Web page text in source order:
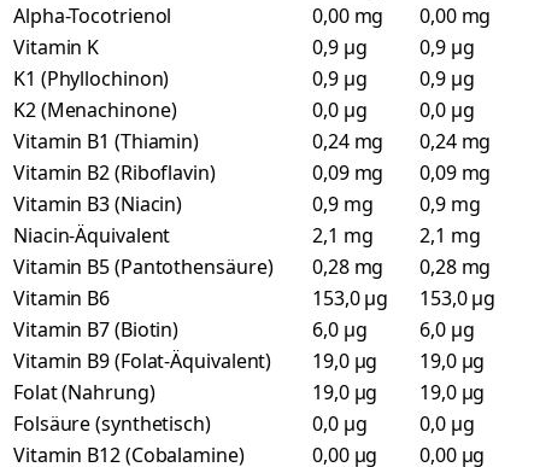
Alpha-Tocotrienol
0,00 mg
0,00 mg
Vitamin K
0,9 µg
0,9 µg
K1 (Phyllochinon)
0,9 µg
0,9 µg
K2 (Menachinone)
0,0 µg
0,0 µg
Vitamin B1 (Thiamin)
0,24 mg
0,24 mg
Vitamin B2 (Riboflavin)
0,09 mg
0,09 mg
Vitamin B3 (Niacin)
0,9 mg
0,9 mg
Niacin-Äquivalent
2,1 mg
2,1 mg
Vitamin B5 (Pantothensäure)
0,28 mg
0,28 mg
Vitamin B6
153,0 µg
153,0 µg
Vitamin B7 (Biotin)
6,0 µg
6,0 µg
Vitamin B9 (Folat-Äquivalent)
19,0 µg
19,0 µg
Folat (Nahrung)
19,0 µg
19,0 µg
Folsäure (synthetisch)
0,0 µg
0,0 µg
Vitamin B12 (Cobalamine)
0,00 µg
0,00 µg